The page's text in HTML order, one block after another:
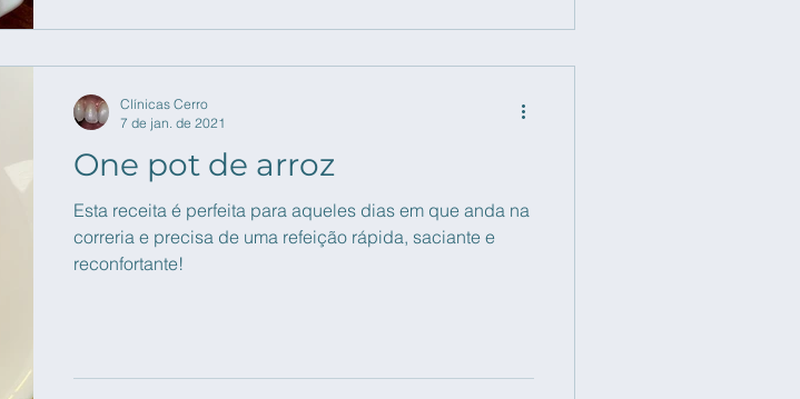
One pot de arroz
Esta receita é perfeita para aqueles dias em que anda na
correria e precisa de uma refeição rápida, saciante e
reconfortante!
Clínicas Cerro
7 de jan. de 2021